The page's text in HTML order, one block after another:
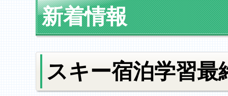
新着情報
スキー宿泊学習最